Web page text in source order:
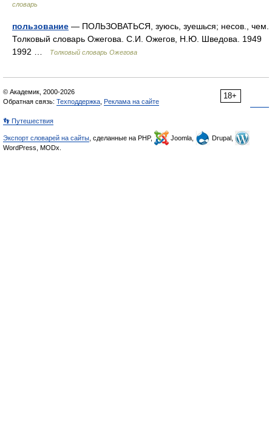
словарь
пользование — ПОЛЬЗОВАТЬСЯ, зуюсь, зуешься; несов., чем.
Толковый словарь Ожегова. С.И. Ожегов, Н.Ю. Шведова. 1949
1992 …
Толковый словарь Ожегова
18+
© Академик, 2000-2026
Обратная связь: Техподдержка Реклама на сайте
👣 Путешествия
Экспорт словарей на сайты , сделанные на PHP, Joomla,
Drupal,
WordPress, MODx.